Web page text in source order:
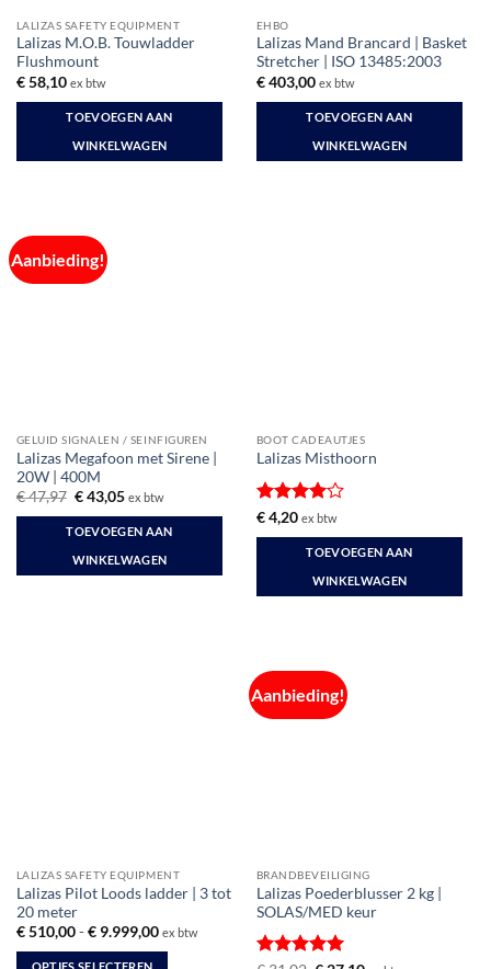
productpagina
LALIZAS SAFETY EQUIPMENT
Lalizas M.O.B. Touwladder
Flushmount
€58,10 ex btw
TOEVOEGEN AAN
WINKELWAGEN
EHBO
Lalizas Mand Brancard | Basket
Stretcher | ISO 13485:2003
€403,00 ex btw
TOEVOEGEN AAN
WINKELWAGEN
Aanbieding!
GELUID SIGNALEN / SEINFIGUREN
Lalizas Megafoon met Sirene |
20W | 400M
€47,97 Oorspronkelijke
was:
€ 47,97.
€43,05Huidige
is:
€ 43,05.
ex btw
TOEVOEGEN AAN
WINKELWAGEN
BOOT CADEAUTJES
Lalizas Misthoorn
Gewaardeerd
4uit 5
€4,20 ex btw
TOEVOEGEN AAN
WINKELWAGEN
LALIZAS SAFETY EQUIPMENT
Lalizas Pilot Loods ladder | 3 tot
20 meter
€510,00 - €9.999,00Prijsklasse:
ex btw
Aanbieding!
BRANDBEVEILIGING
Lalizas Poederblusser 2 kg |
SOLAS/MED keur